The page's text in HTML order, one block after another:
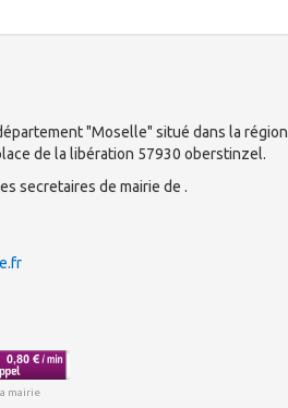
"Moselle" situé dans la région
de la libération 57930 oberstinzel.
secretaires de mairie de .
mairie